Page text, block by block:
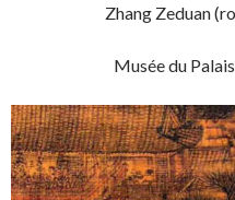
Zhang Zeduan
Musée du